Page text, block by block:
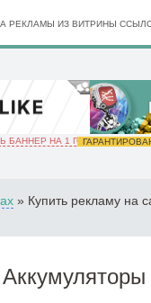
ИЗ ВИТРИНЫ
БАННЕР НА 1 ГОД
» Купить рекламу на